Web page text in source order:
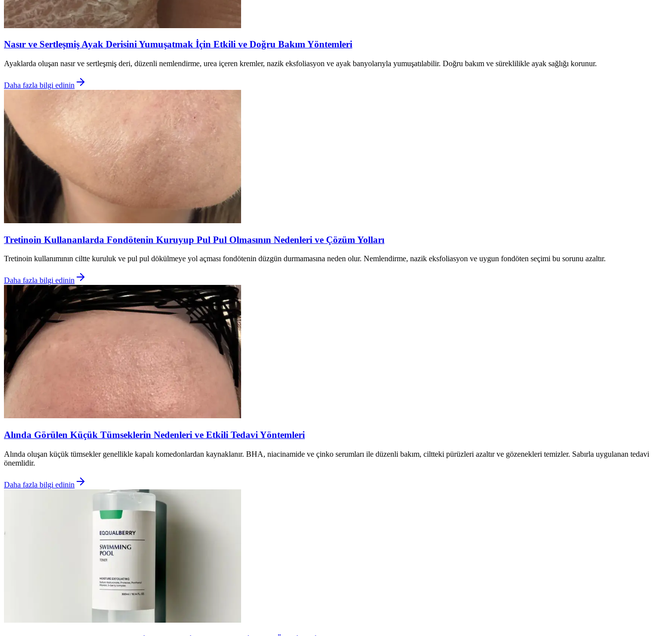
Nasır ve Sertleşmiş Ayak Derisini Yumuşatmak İçin Etkili ve Doğru Bakım Yöntemleri
Ayaklarda oluşan nasır ve sertleşmiş deri, düzenli nemlendirme, urea içeren kremler, nazik eksfoliasyon ve ayak banyolarıyla yumuşatılabilir. Doğru bakım ve süreklilikle ayak sağlığı korunur.
Daha fazla bilgi edinin
Tretinoin Kullananlarda Fondötenin Kuruyup Pul Pul Olmasının Nedenleri ve Çözüm Yolları
Tretinoin kullanımının ciltte kuruluk ve pul pul dökülmeye yol açması fondötenin düzgün durmamasına neden olur. Nemlendirme, nazik eksfoliasyon ve uygun fondöten seçimi bu sorunu azaltır.
Daha fazla bilgi edinin
Alında Görülen Küçük Tümseklerin Nedenleri ve Etkili Tedavi Yöntemleri
Alında oluşan küçük tümsekler genellikle kapalı komedonlardan kaynaklanır. BHA, niacinamide ve çinko serumları ile düzenli bakım, ciltteki pürüzleri azaltır ve gözenekleri temizler. Sabırla uygulanan tedavi
önemlidir.
Daha fazla bilgi edinin